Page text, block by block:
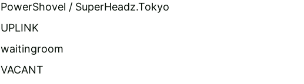
PowerShovel / SuperHeadz.Tokyo
UPLINK
waitingroom
VACANT